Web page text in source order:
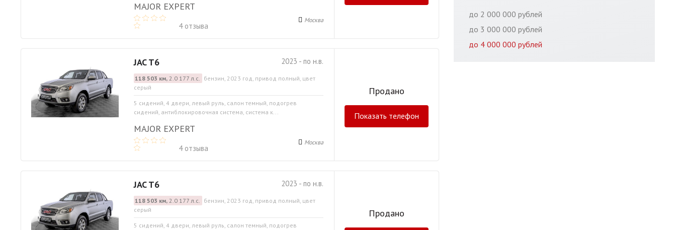
MAJOR EXPERT
4 отзыва
Москва
2023 - по н.в.
JAC T6
118 503 км,2.0 177 л.с. бензин, 2023 год, привод полный, цвет
серый
5 сидений, 4 двери, левый руль, салон темный, подогрев
сидений, антиблокировочная система, система к...
MAJOR EXPERT
4 отзыва
Москва
Продано
Показать телефон
2023 - по н.в.
JAC T6
118 503 км,2.0 177 л.с. бензин, 2023 год, привод полный, цвет
серый
5 сидений, 4 двери, левый руль, салон темный, подогрев
Продано
до 2 000 000 рублей
до 3 000 000 рублей
до 4 000 000 рублей